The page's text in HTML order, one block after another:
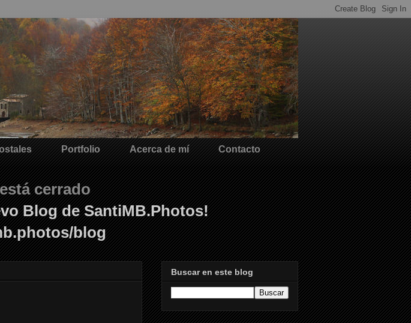
Portfolio Acerca de mí Contacto
cerrado
Blog de SantiMB.Photos!
blog
Buscar en este blog